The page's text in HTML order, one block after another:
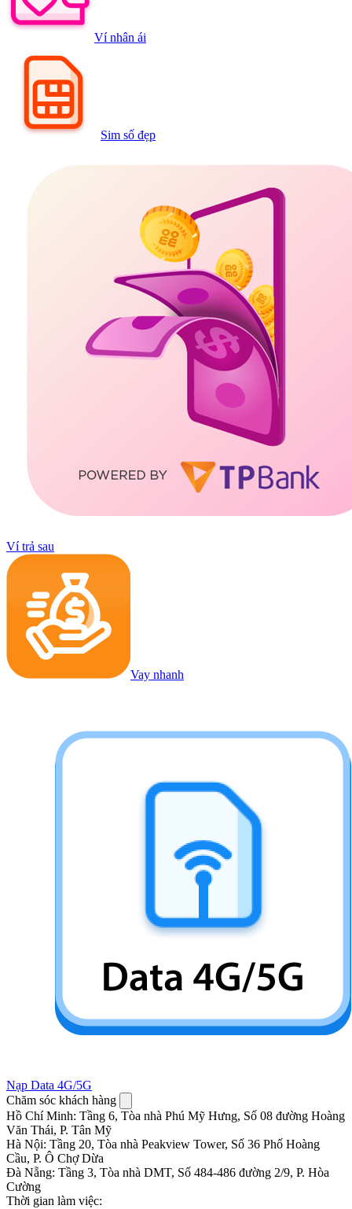
Ví nhân ái
Sim số đẹp
Ví trả sau
Vay nhanh
Nạp Data 4G/5G
Chăm sóc khách hàng
Hồ Chí Minh: Tầng 6, Tòa nhà Phú Mỹ Hưng, Số 08 đường Hoàng
Văn Thái, P. Tân Mỹ
Hà Nội: Tầng 20, Tòa nhà Peakview Tower, Số 36 Phố Hoàng
Cầu, P. Ô Chợ Dừa
Đà Nẵng: Tầng 3, Tòa nhà DMT, Số 484-486 đường 2/9, P. Hòa
Cường
Thời gian làm việc: